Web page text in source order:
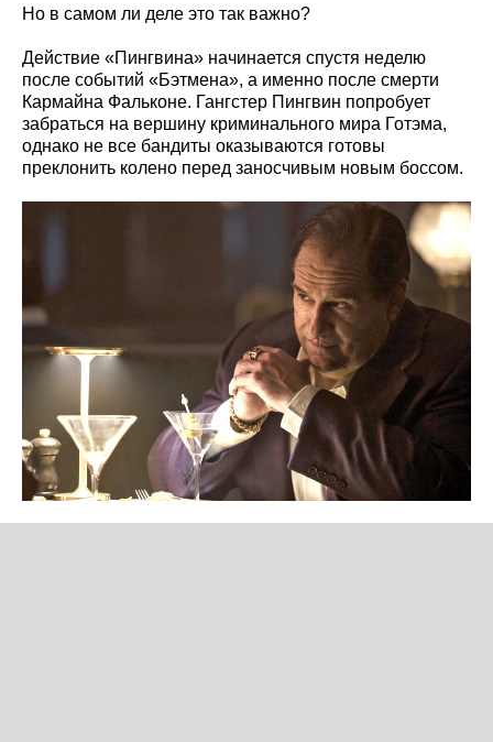
Но в самом ли деле это так важно?
Действие «Пингвина» начинается спустя неделю
после событий «Бэтмена», а именно после смерти
Кармайна Фальконе. Гангстер Пингвин попробует
забраться на вершину криминального мира Готэма,
однако не все бандиты оказываются готовы
преклонить колено перед заносчивым новым боссом.